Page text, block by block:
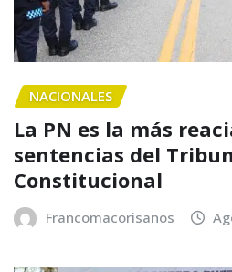
NACIONALES
La PN es la más
sentencias del
Constitucional
Francomacorisanos